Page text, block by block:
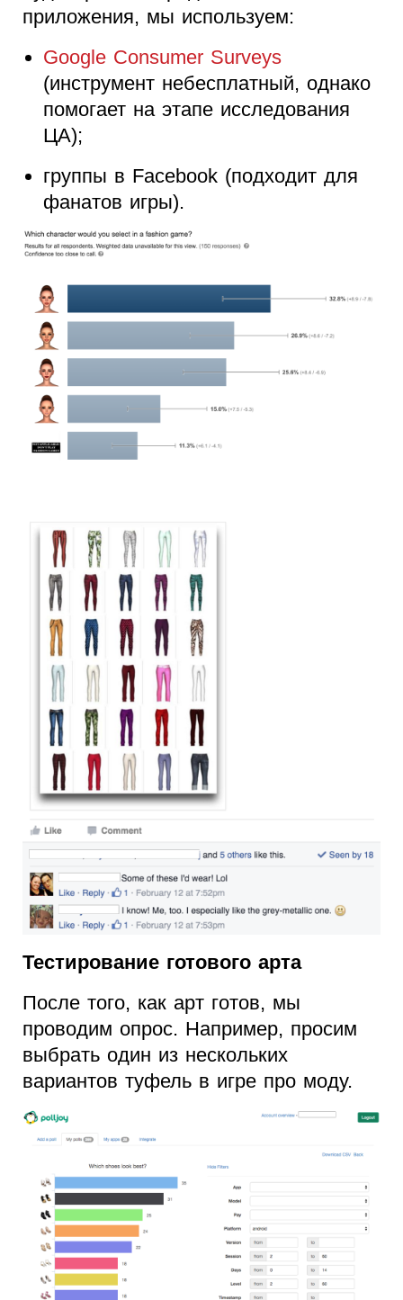
приложения, мы используем:
Google Consumer Surveys
(инструмент небесплатный, однако
помогает на этапе исследования
ЦА);
группы в Facebook (подходит для
фанатов игры).
Тестирование готового арта
После того, как арт готов, мы
проводим опрос. Например, просим
выбрать один из нескольких
вариантов туфель в игре про моду.